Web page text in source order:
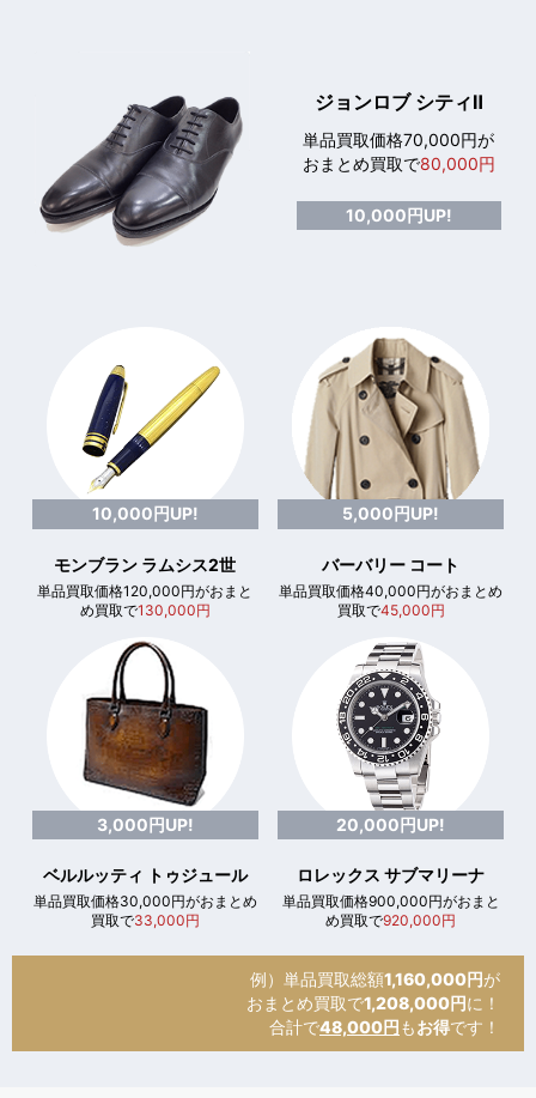
ジョンロブ シティⅡ
単品買取価格70,000円が
おまとめ買取で80,000円
10,000円UP!
10,000円UP!
モンブラン ラムシス2世
単品買取価格120,000円がおまと
め買取で130,000円
5,000円UP!
バーバリー コート
単品買取価格40,000円がおまとめ
買取で45,000円
3,000円UP!
ベルルッティ トゥジュール
単品買取価格30,000円がおまとめ
買取で33,000円
20,000円UP!
ロレックス サブマリーナ
単品買取価格900,000円がおまと
め買取で920,000円
例）単品買取総額1,160,000円が
おまとめ買取で1,208,000円に！
合計で48,000円 もお得です！